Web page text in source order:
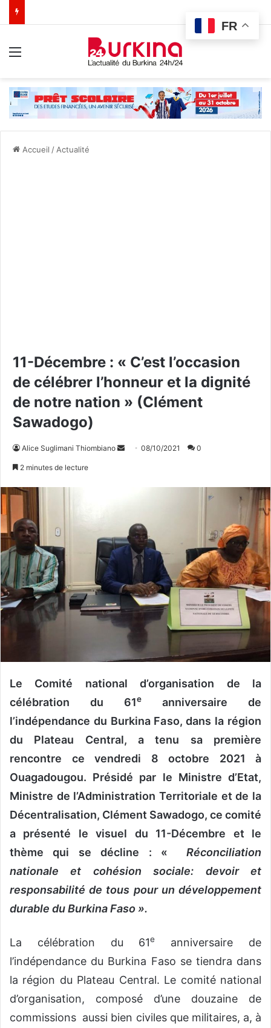
Accueil / Actualité
11-Décembre : « C’est l’occasion
de célébrer l’honneur et la dignité
de notre nation » (Clément
Sawadogo)
Alice Suglimani Thiombiano
r
u
o
u
l
08/10/2021 0
2 minutes de lecture
Le Comité national d’organisation de la
célébration du 61e
anniversaire de
l’indépendance du Burkina Faso, dans la région
du Plateau Central, a tenu sa première
rencontre ce vendredi 8 octobre 2021 à
Ouagadougou. Présidé par le Ministre d’Etat,
Ministre de l’Administration Territoriale et de la
Décentralisation, Clément Sawadogo, ce comité
a présenté le visuel du 11-Décembre et le
thème qui se décline : « Réconciliation
nationale et cohésion sociale: devoir et
responsabilité de tous pour un développement
durable du Burkina Faso ».
La célébration du 61e
anniversaire de
l’indépendance du Burkina Faso se tiendra dans
la région du Plateau Central. Le comité national
d’organisation, composé d’une douzaine de
commissions aussi bien civiles que militaires, a, à
FR